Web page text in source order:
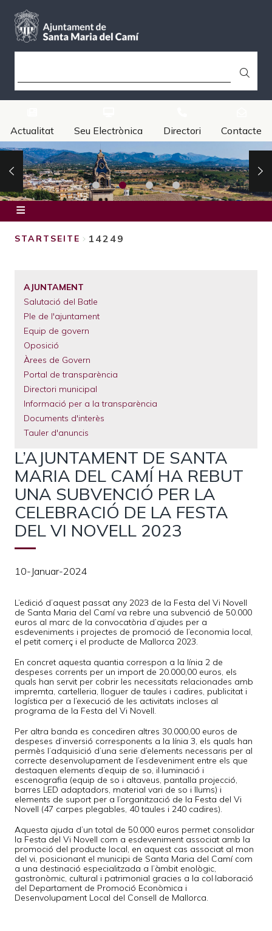
Inhalt
Actualitat Seu Electrònica Directori Contacte
Municipi
Serveis
Municipals
Tràmits
STARTSEITE 14249
AJUNTAMENT
Salutació del Batle
Ple de l'ajuntament
Equip de govern
Oposició
Àrees de Govern
Portal de transparència
Directori municipal
Informació per a la transparència
Documents d'interès
Tauler d'anuncis
L’AJUNTAMENT DE SANTA
MARIA DEL CAMÍ HA REBUT
UNA SUBVENCIÓ PER LA
CELEBRACIÓ DE LA FESTA
DEL VI NOVELL 2023
10-Januar-2024
L’edició d’aquest passat any 2023 de la Festa del Vi Novell
de Santa Maria del Camí va rebre una subvenció de 50.000
euros al marc de la convocatòria d’ajudes per a
esdeveniments i projectes de promoció de l’economia local,
el petit comerç i el producte de Mallorca 2023.
En concret aquesta quantia correspon a la línia 2 de
despeses corrents per un import de 20.000,00 euros, els
quals han servit per cobrir les necessitats relacionades amb
impremta, cartelleria, lloguer de taules i cadires, publicitat i
logística per a l’execució de les activitats incloses al
programa de la Festa del Vi Novell.
Per altra banda es concediren altres 30.000,00 euros de
despeses d’inversió corresponents a la línia 3, els quals han
permès l’adquisició d’una serie d’elements necessaris per al
correcte desenvolupament de l’esdeveniment entre els que
destaquen elements d’equip de so, il·luminació i
escenografia (equip de so i altaveus, pantalla projecció,
barres LED adaptadors, material vari de so i llums) i
elements de suport per a l’organització de la Festa del Vi
Novell (47 carpes plegables, 40 taules i 240 cadires).
Aquesta ajuda d’un total de 50.000 euros permet consolidar
la Festa del Vi Novell com a esdeveniment associat amb la
promoció del producte local, en aquest cas associat al mon
del vi, posicionant el municipi de Santa Maria del Camí com
a una destinació especialitzada a l’àmbit enològic,
gastronòmic, cultural i patrimonial gracies a la col·laboració
del Departament de Promoció Econòmica i
Desenvolupament Local del Consell de Mallorca.